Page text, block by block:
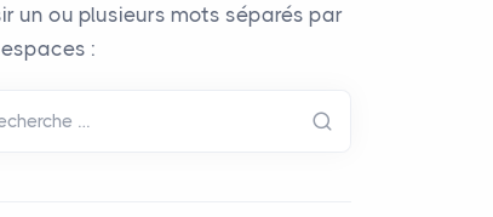
un ou plusieurs mots séparés par
:
…